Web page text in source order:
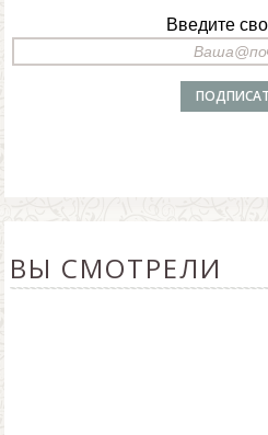
Введите
ВЫ СМОТРЕЛИ